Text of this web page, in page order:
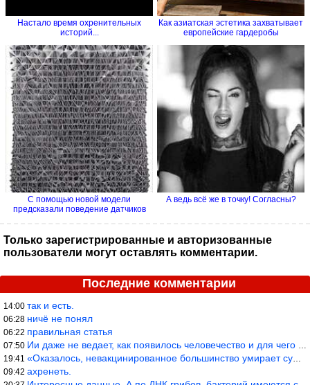
Настало время охренительных
историй...
Как азиатская эстетика захватывает
европейские гардеробы
С помощью новой модели
предсказали поведение датчиков
А ведь всё же в точку! Согласны?
Только зарегистрированные и авторизованные
пользователи могут оставлять комментарии.
Последние комментарии
14:00 так и есть.
06:28 ничё не понял
06:22 правильная статья
07:50 Ии даже не ведает, как появилось человечество и для чего оно сущ
19:41 «Оказалось, невакцинированное большинство умирает существенно ча
09:42 ахренеть.